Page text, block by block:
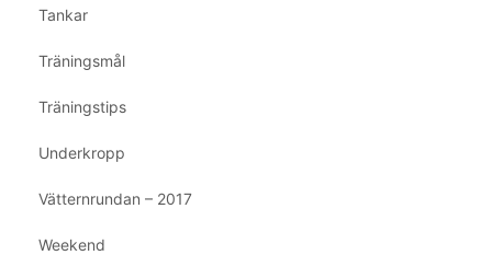
Tankar
Träningsmål
Träningstips
Underkropp
Vätternrundan – 2017
Weekend